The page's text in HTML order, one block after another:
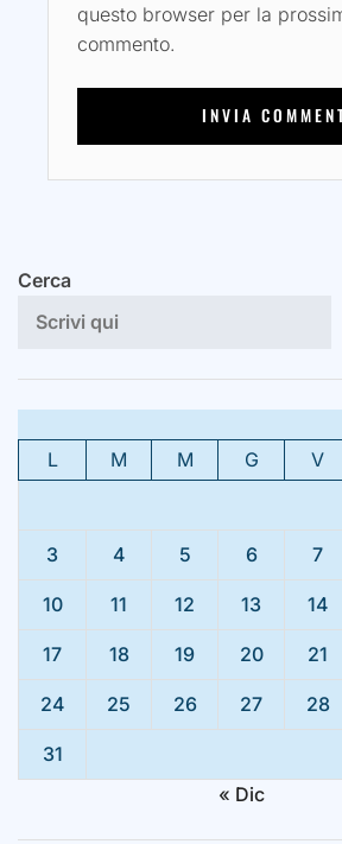
questo browser per la
commento.
Cerca
L
M M G V
3 4 5 6 7
10 11 12 13 14
17 18 19 20 21
24 25 26 27 28
31
« Dic